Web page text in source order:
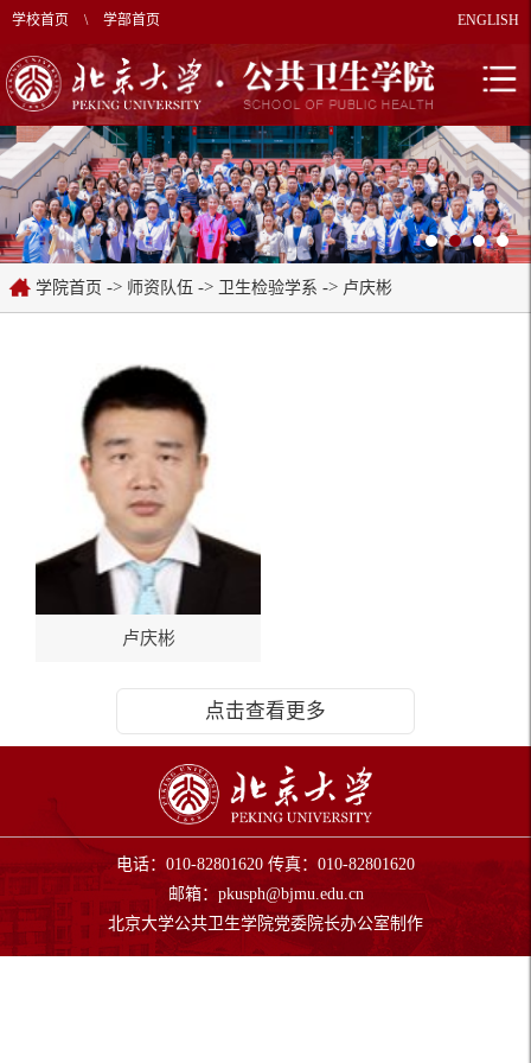
学校首页 \ 学部首页 ENGLISH
学院首页 -> 师资队伍 -> 卫生检验学系 -> 卢庆彬
卢庆彬
点击查看更多
电话：010-82801620 传真：010-82801620
邮箱： pkusph@bjmu.edu.cn
北京大学公共卫生学院党委院长办公室制作